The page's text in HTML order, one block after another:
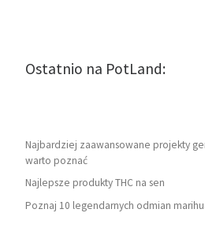
Ostatnio na PotLand:
Najbardziej zaawansowane projekty
warto poznać
Najlepsze produkty THC na sen
Poznaj 10 legendarnych odmian